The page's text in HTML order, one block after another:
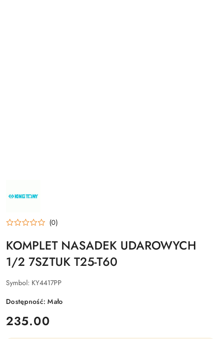
KING
(0)
KOMPLET NASADEK UDAROWYCH
1/2 7SZTUK T25-T60
Symbol: KY4417PP
Dostępność:Mało
cena:
235.00